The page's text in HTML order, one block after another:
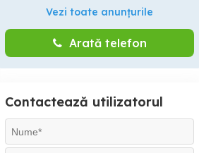
Vezi toate anunțurile
Arată telefon
Contactează utilizatorul